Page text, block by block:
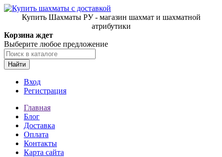
Купить Шахматы РУ - магазин шахмат и шахматной
атрибутики
Корзина ждет
Выберите любое предложение
Найти
Вход
Регистрация
Главная
Блог
Доставка
Оплата
Контакты
Карта сайта